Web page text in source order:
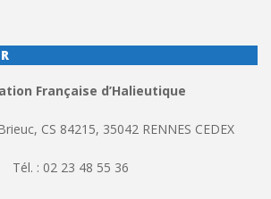
Française d’Halieutique
CS 84215, 35042 RENNES CEDEX
Tél. : 02 23 48 55 36